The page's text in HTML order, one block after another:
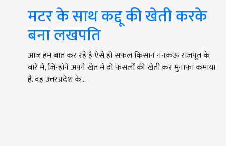
मटर के साथ कद्दू की खेती करके
बना लखपति
आज हम बात कर रहे हैं ऐसे ही सफल किसान ननकऊ राजपूत के
बारे में, जिन्होंने अपने खेत में दो फसलों की खेती कर मुनाफा कमाया
है. वह उत्तरप्रदेश के…